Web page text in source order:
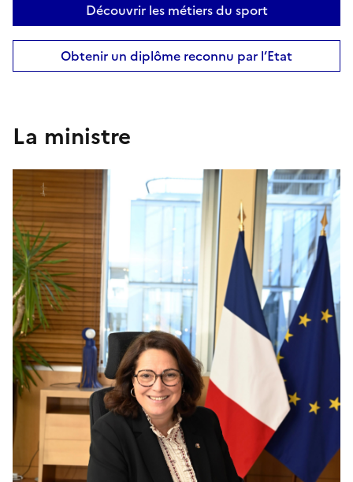
Découvrir les métiers du sport
Obtenir un diplôme reconnu par l’Etat
La ministre